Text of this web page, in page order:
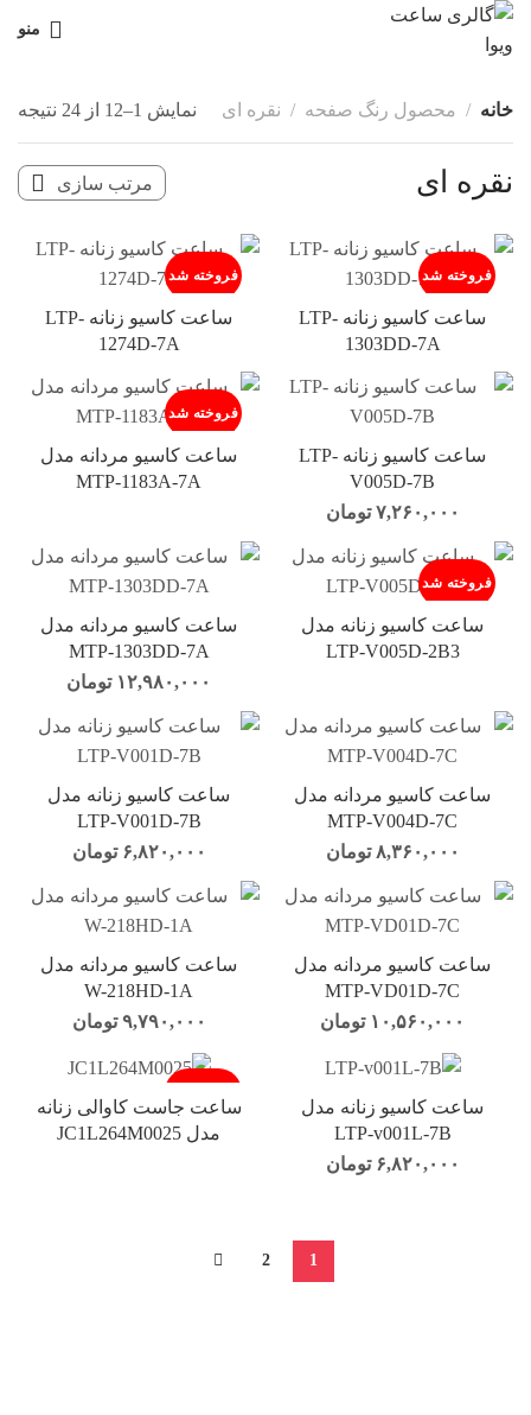
منو
خانه محصول رنگ صفحه نقره ای نمایش 1–12 از 24 نتیجه
نقره ای
فروخته شد
ساعت کاسیو زنانه LTP-
1303DD-7A
فروخته شد
ساعت کاسیو زنانه LTP-
1274D-7A
ساعت کاسیو زنانه LTP-
V005D-7B
۷,۲۶۰,۰۰۰ تومان
فروخته شد
ساعت کاسیو مردانه مدل
MTP-1183A-7A
فروخته شد
ساعت کاسیو زنانه مدل
LTP-V005D-2B3
ساعت کاسیو مردانه مدل
MTP-1303DD-7A
۱۲,۹۸۰,۰۰۰ تومان
ساعت کاسیو مردانه مدل
MTP-V004D-7C
۸,۳۶۰,۰۰۰ تومان
ساعت کاسیو زنانه مدل
LTP-V001D-7B
۶,۸۲۰,۰۰۰ تومان
ساعت کاسیو مردانه مدل
MTP-VD01D-7C
۱۰,۵۶۰,۰۰۰ تومان
ساعت کاسیو مردانه مدل
W-218HD-1A
۹,۷۹۰,۰۰۰ تومان
ساعت کاسیو زنانه مدل
LTP-v001L-7B
۶,۸۲۰,۰۰۰ تومان
ساعت جاست کاوالی زنانه
مدل JC1L264M0025
1
2